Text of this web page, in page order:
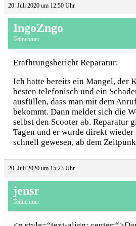
20. Juli 2020 um 12:50 Uhr
IngoZngo
Teilnehmer
Erafhrungsbericht Reparatur:
Ich hatte bereits ein Mangel, der
besten telefonisch und ein
ausfüllen, dass man mit dem
bekommt. Dann meldet sich die
selbst den Scooter ab. Reparatur
Tagen und er wurde direkt wieder
schnell gewesen, ab dem
20. Juli 2020 um 15:23 Uhr
jensr
Teilnehmer